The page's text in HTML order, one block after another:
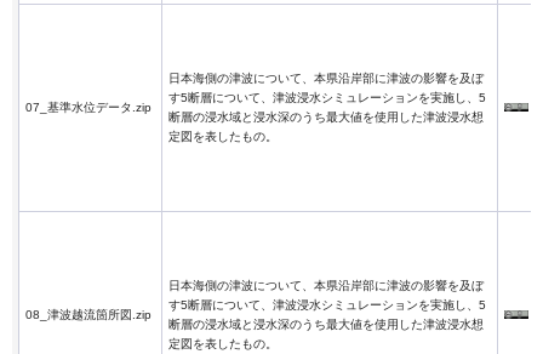
07_基準水位データ.zip
日本海側の津波について、本県沿岸部に津波の影響を及ぼ
す5断層について、津波浸水シミュレーションを実施し、5
断層の浸水域と浸水深のうち最大値を使用した津波浸水想
定図を表したもの。
08_津波越流箇所図.zip
日本海側の津波について、本県沿岸部に津波の影響を及ぼ
す5断層について、津波浸水シミュレーションを実施し、5
断層の浸水域と浸水深のうち最大値を使用した津波浸水想
定図を表したもの。